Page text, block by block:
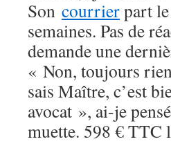
Son courrierpart
semaines. Pas de
demande une
« Non, toujours
sais Maître, c’est
avocat », ai-je
muette. 598 € TTC